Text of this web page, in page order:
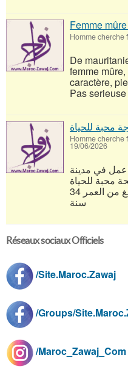
Femme
Homme cherche
De
femme
caractère,
Pas
محبة للحياة
Homme cherche
19/06/2026
في مدينة
محبة للحياة
من أجل تكوين أسرة مستقرة ابلغ من العمر 34
سنة
Réseaux sociaux Officiels
/Site.Maroc.Zawaj
/Groups/
/Maroc_Zawaj_Com